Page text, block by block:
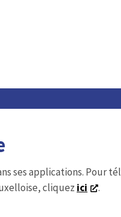
ses applications. Pour
cliquez ici .